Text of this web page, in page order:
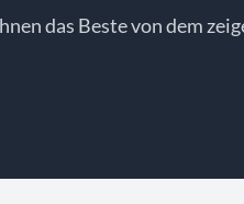
das Beste von dem